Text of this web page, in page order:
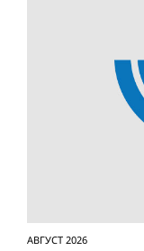
АВГУСТ 2026